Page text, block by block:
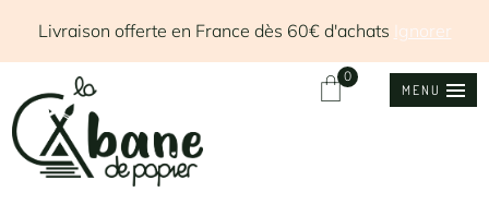
Livraison offerte en France dès 60€ d'achats Ignorer
MENU
0